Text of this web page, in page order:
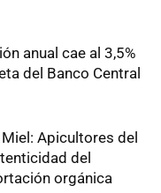
anual cae al 3,5%
del Banco Central
Apicultores del
del
orgánica